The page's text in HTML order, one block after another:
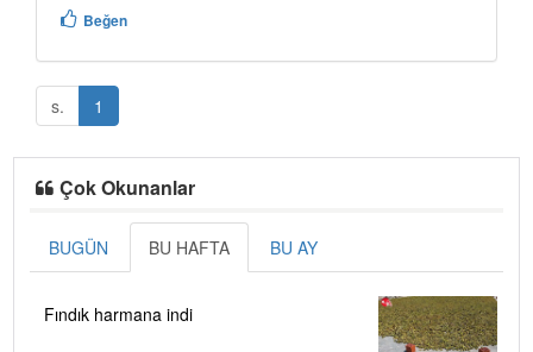
Beğen
s. 1
Çok Okunanlar
BUGÜN BU HAFTA BU AY
Fındık harmana indi